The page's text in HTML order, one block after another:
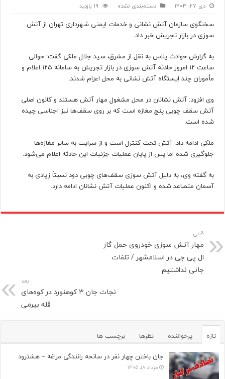
دی ۲۷, ۱۴۰۳ دسته‌بندی نشده 19 بازدید
سخنگوی سازمان آتش نشانی و خدمات ایمنی شهرداری تهران از آتش
سوزی در بازار تجریش خبر داد.
به گزارش حوادث پلاس به نقل از مشرق، سید جلال ملکی گفت: حوالی
ساعت ۱۲ امروز حادثه آتش سوزی در بازار تجریش به سامانه ۱۲۵ اعلام و
مأموران چند ایستگاه آتش نشانی به محل اعزام شدند.
وی افزود: آتش نشانان در محل مشغول مهار آتش هستند و کانون اصلی
آتش سقف چوبی پنج مغازه است که بر روی سقف‌ها نیز اجناسی چیده
شده است.
ملکی ادامه داد: آتش تحت کنترل است و از سرایت به سایر مغازه‌ها
جلوگیری شده اما پس از پایان عملیات جزئیات این حادثه اعلام می‌شود.
به گفته وی، به دلیل آتش سوزی سقف‌های چوبی دود نسبتاً زیادی به
آسمان متصاعد شده و اکنون عملیات آتش نشانان ادامه دارد.
قبلی
مهار آتش سوزی خودروی حمل گاز
ال پی جی در اسلامشهر / تلفات
جانی نداشتیم
بعد
نجات جان ۳ کوهنورد در کوه‌های
قله بیرمی
تازه پرخواننده نظرها
برچسب ها
جان باختن چهار نفر در سانحه رانندگی مراغه – هشترود
مرداد ۱۸, ۱۴۰۵